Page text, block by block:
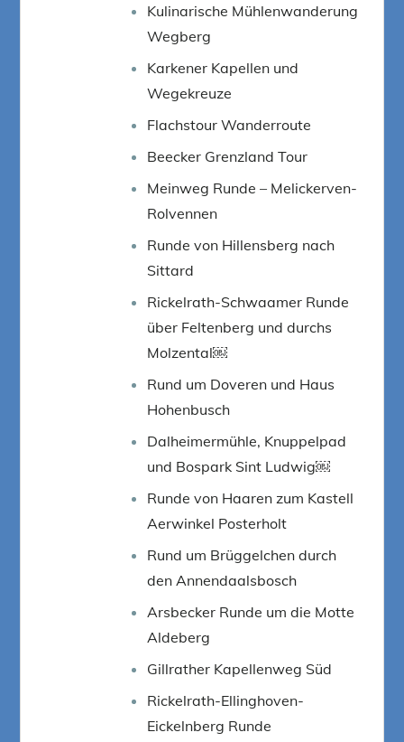
Kulinarische Mühlenwanderung
Wegberg
Karkener Kapellen und
Wegekreuze
Flachstour Wanderroute
Beecker Grenzland Tour
Meinweg Runde – Melickerven-
Rolvennen
Runde von Hillensberg nach
Sittard
Rickelrath-Schwaamer Runde
über Feltenberg und durchs
Molzental￼
Rund um Doveren und Haus
Hohenbusch
Dalheimermühle, Knuppelpad
und Bospark Sint Ludwig￼
Runde von Haaren zum Kastell
Aerwinkel Posterholt
Rund um Brüggelchen durch
den Annendaalsbosch
Arsbecker Runde um die Motte
Aldeberg
Gillrather Kapellenweg Süd
Rickelrath-Ellinghoven-
Eickelnberg Runde